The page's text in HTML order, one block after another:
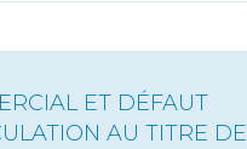
ET DÉFAUT
AU TITRE DE